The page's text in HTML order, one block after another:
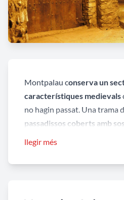
Montpalau conserva un
característiques medievals
no hagin passat. Una trama
passadissos coberts amb
Mitjana.
llegir més